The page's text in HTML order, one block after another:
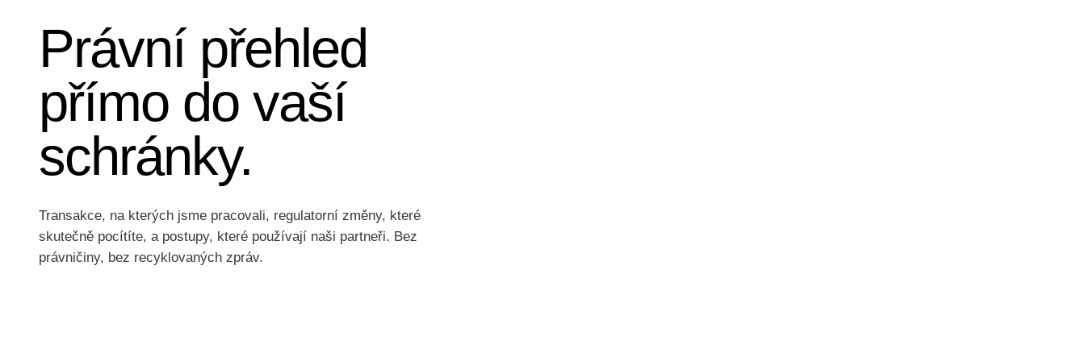
Právní přehled
přímo do vaší
schránky.
Transakce, na kterých jsme pracovali, regulatorní změny, které
skutečně pocítíte, a postupy, které používají naši partneři. Bez
právničiny, bez recyklovaných zpráv.